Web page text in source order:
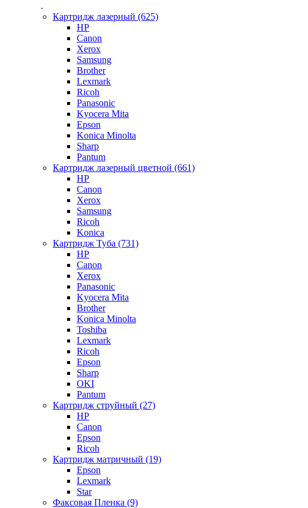
.
Картридж лазерный (625)
HP
Canon
Xerox
Samsung
Brother
Lexmark
Ricoh
Panasonic
Kyocera Mita
Epson
Konica Minolta
Sharp
Pantum
Картридж лазерный цветной (661)
HP
Canon
Xerox
Samsung
Ricoh
Konica
Картридж Туба (731)
HP
Canon
Xerox
Panasonic
Kyocera Mita
Brother
Konica Minolta
Toshiba
Lexmark
Ricoh
Epson
Sharp
OKI
Pantum
Картридж струйный (27)
HP
Canon
Epson
Ricoh
Картридж матричный (19)
Epson
Lexmark
Star
Факсовая Пленка (9)